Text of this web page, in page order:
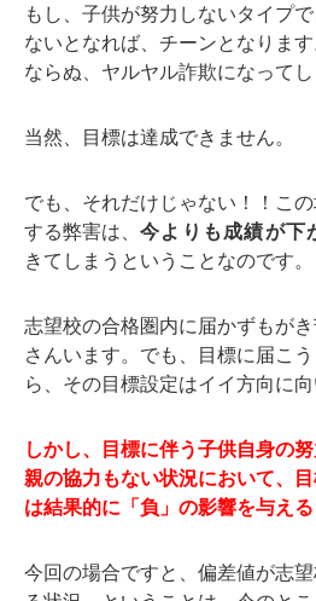
もし、子供が努力しないタイプ
ないとなれば、チーンとなりま
ならぬ、ヤルヤル詐欺になってし
当然、目標は達成できません。
でも、それだけじゃない！！こ
する弊害は、 今よりも成績が下
きてしまうということなのです。
志望校の合格圏内に届かずもが
さんいます。でも、目標に届こ
ら、その目標設定はイイ方向に向
しかし、目標に伴う子供自身の
親の協力もない状況において、
は結果的に「負」の影響を与える
今回の場合ですと、偏差値が志